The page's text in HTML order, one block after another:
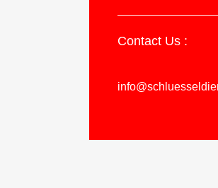
Contact Us :